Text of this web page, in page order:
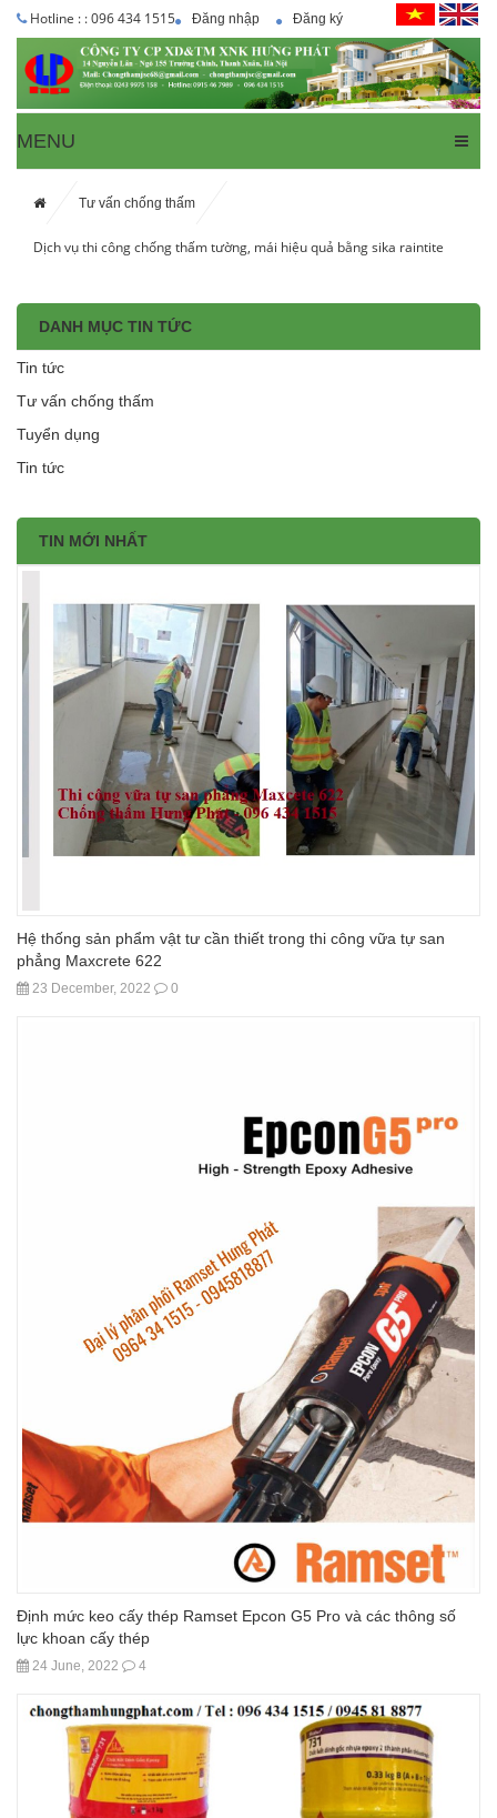
Hotline : : 096 434 1515 Đăng nhập Đăng ký
MENU
Tư vấn chống thấm
Dịch vụ thi công chống thấm tường, mái hiệu quả bằng sika raintite
DANH MỤC TIN TỨC
Tin tức
Tư vấn chống thấm
Tuyển dụng
Tin tức
TIN MỚI NHẤT
Hệ thống sản phẩm vật tư cần thiết trong thi công vữa tự san
phẳng Maxcrete 622
23 December, 2022 0
Định mức keo cấy thép Ramset Epcon G5 Pro và các thông số
lực khoan cấy thép
24 June, 2022 4